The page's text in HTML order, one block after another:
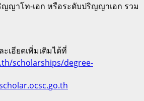
ญาโท-เอก หรือระดับปริญญาเอก รวม
เอียดเพิ่มเติมได้ที่
scholarships/degree-